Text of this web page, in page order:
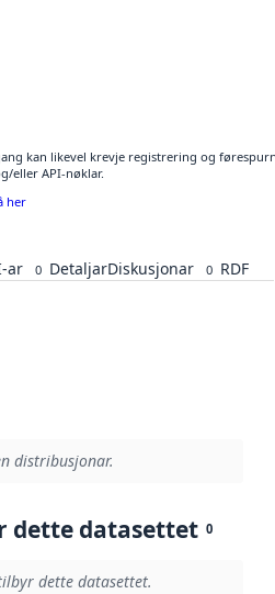
kan likevel krevje registrering og
eller API-nøklar.
her
ar 0 DetaljarDiskusjonar 0 RDF
distribusjonar.
dette datasettet 0
dette datasettet.